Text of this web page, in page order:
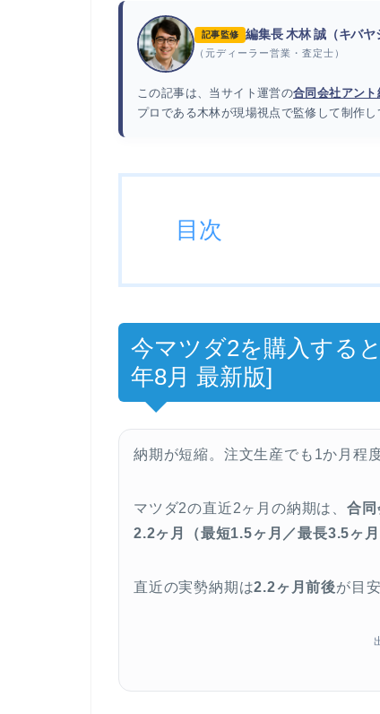
記事監修 編集長 木林 誠（キバヤ
（元ディーラー営業・査定士）
この記事は、当サイト運営の合同会社アント
プロである木林が現場視点で監修して制作し
目次
今マツダ2を購入する
年8月 最新版]
納期が短縮。注文生産でも1か月程
マツダ2の直近2ヶ月の納期は、 合同
2.2ヶ月（最短1.5ヶ月／最長3.5ヶ月
直近の実勢納期は2.2ヶ月前後が目